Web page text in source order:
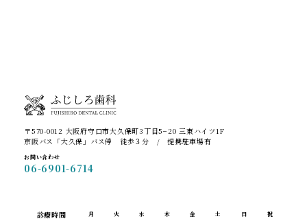
〒570-0012 大阪府守口市大久保町3丁目5−20 三東ハイツ1F
京阪バス「大久保」バス停 徒歩３分 / 提携駐車場有
お問い合わせ
06-6901-6714
診療時間 月 火 水 木 金 土 日 祝